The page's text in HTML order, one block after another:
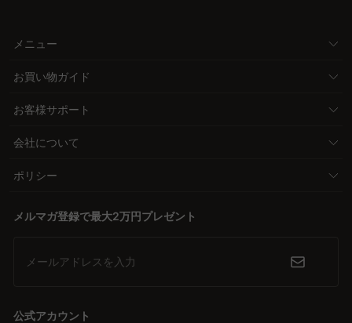
メニュー
お買い物ガイド
お客様サポート
会社について
ポリシー
メルマガ登録で最大2万円プレゼント
メールアドレスを入力
公式アカウント